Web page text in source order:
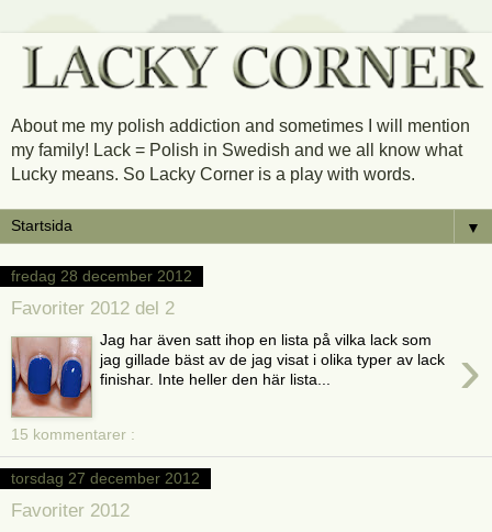
About me my polish addiction and sometimes I will mention
my family! Lack = Polish in Swedish and we all know what
Lucky means. So Lacky Corner is a play with words.
▼
fredag 28 december 2012
Favoriter 2012 del 2
›
Jag har även satt ihop en lista på vilka lack som
jag gillade bäst av de jag visat i olika typer av lack
finishar. Inte heller den här lista...
15 kommentarer :
torsdag 27 december 2012
Favoriter 2012